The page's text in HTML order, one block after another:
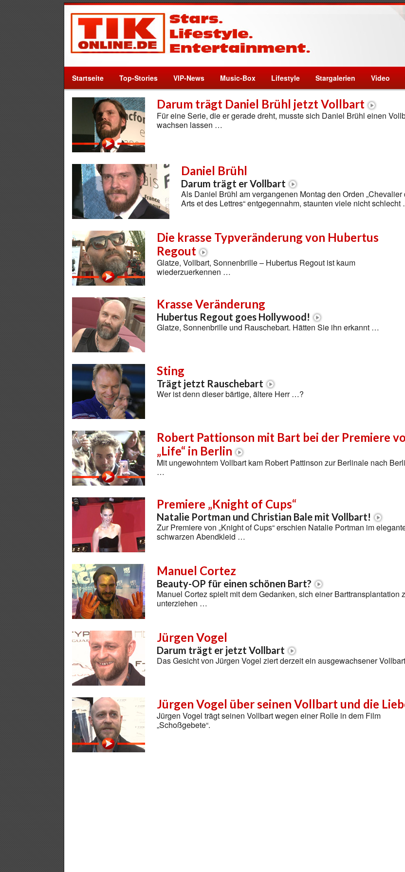
Startseite Top-Stories VIP-News Music-Box Lifestyle Stargalerien Video
Darum trägt Daniel Brühl jetzt Vollbart
Für eine Serie, die er gerade dreht, musste sich Daniel Brühl einen
wachsen lassen …
Daniel Brühl
Darum trägt er Vollbart
Als Daniel Brühl am vergangenen Montag den Orden „Chevalier
Arts et des Lettres“ entgegennahm, staunten viele nicht
Die krasse Typveränderung von Hubertus
Regout
Glatze, Vollbart, Sonnenbrille – Hubertus Regout ist kaum
wiederzuerkennen …
Krasse Veränderung
Hubertus Regout goes Hollywood!
Glatze, Sonnenbrille und Rauschebart. Hätten Sie ihn erkannt …
Sting
Trägt jetzt Rauschebart
Wer ist denn dieser bärtige, ältere Herr …?
Robert Pattionson mit Bart bei der Premiere
„Life“ in Berlin
Mit ungewohntem Vollbart kam Robert Pattinson zur Berlinale nach
…
Premiere „Knight of Cups“
Natalie Portman und Christian Bale mit Vollbart!
Zur Premiere von „Knight of Cups“ erschien Natalie Portman im
schwarzen Abendkleid …
Manuel Cortez
Beauty-OP für einen schönen Bart?
Manuel Cortez spielt mit dem Gedanken, sich einer Barttransplantation
unterziehen …
Jürgen Vogel
Darum trägt er jetzt Vollbart
Das Gesicht von Jürgen Vogel ziert derzeit ein ausgewachsener
Jürgen Vogel über seinen Vollbart und die
Jürgen Vogel trägt seinen Vollbart wegen einer Rolle in dem Film
„Schoßgebete“.